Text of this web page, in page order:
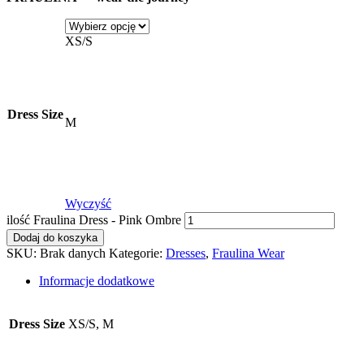
Dress Size
XS/S
M
Wyczyść
ilość Fraulina Dress - Pink Ombre
Dodaj do koszyka
SKU: Brak danych Kategorie: Dresses, Fraulina Wear
Informacje dodatkowe
Dress Size XS/S, M